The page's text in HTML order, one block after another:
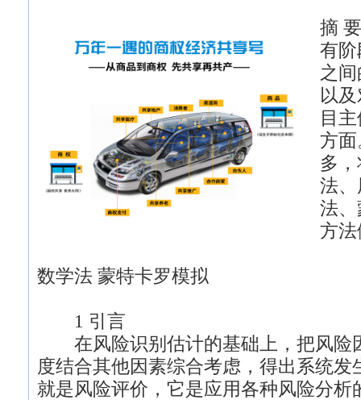
摘
有
之
以
目
方
多
法
法
方
数学法 蒙特卡罗模拟
1 引言
在风险识别估计的基础上，把风险
度结合其他因素综合考虑，得出系统
就是风险评价，它是应用各种风险分析